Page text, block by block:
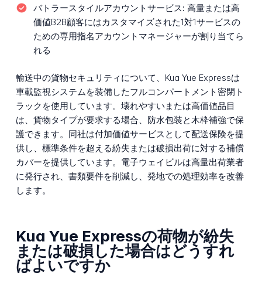
バトラースタイルアカウントサービス: 高量または高
価値B2B顧客にはカスタマイズされた1対1サービスの
ための専用指名アカウントマネージャーが割り当てら
れる
輸送中の貨物セキュリティについて、Kua Yue Expressは
車載監視システムを装備したフルコンパートメント密閉ト
ラックを使用しています。壊れやすいまたは高価値品目
は、貨物タイプが要求する場合、防水包装と木枠補強で保
護できます。同社は付加価値サービスとして配送保険を提
供し、標準条件を超える紛失または破損出荷に対する補償
カバーを提供しています。電子ウェイビルは高量出荷業者
に発行され、書類要件を削減し、発地での処理効率を改善
します。
Kua Yue Expressの荷物が紛失
または破損した場合はどうすれ
ばよいですか